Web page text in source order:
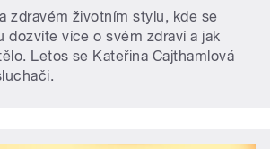
zdravém životním stylu, kde se
dozvíte více o svém zdraví a jak
Letos se Kateřina Cajthamlová